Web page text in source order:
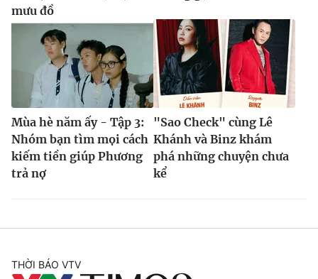
mưu đồ
Mùa hè năm ấy - Tập 3:
Nhóm bạn tìm mọi cách
kiếm tiền giúp Phương
trả nợ
"Sao Check" cùng Lê
Khánh và Binz khám
phá những chuyện chưa
kể
THỜI BÁO VTV